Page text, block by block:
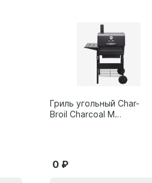
Гриль угольный Char-
Broil Charcoal M
0